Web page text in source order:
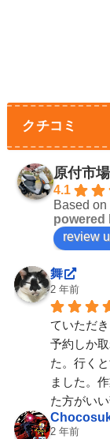
クチコミ
原付市場
4.1
Based
powered
review
舞
2 年前
ていただ
予約しか
た。行く
ました。
た方がい
2 年前